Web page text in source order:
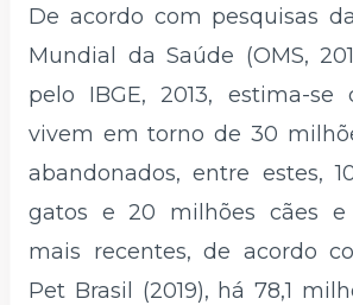
De acordo com pesquisas
Mundial da Saúde (OMS,
pelo IBGE, 2013, estima-se
vivem em torno de 30
abandonados, entre estes,
gatos e 20 milhões cães e
mais recentes, de acordo
Pet Brasil (2019), há 78,1